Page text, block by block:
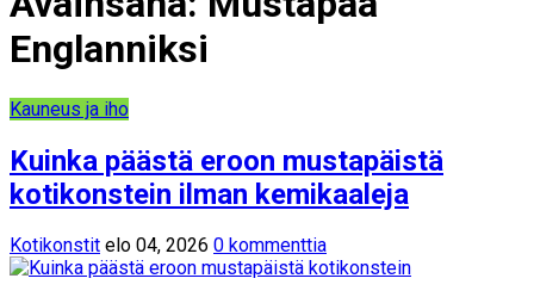
Englanniksi
Kauneus ja iho
Kuinka päästä eroon mustapäistä
kotikonstein ilman kemikaaleja
Kotikonstit elo 04, 2026 0 kommenttia